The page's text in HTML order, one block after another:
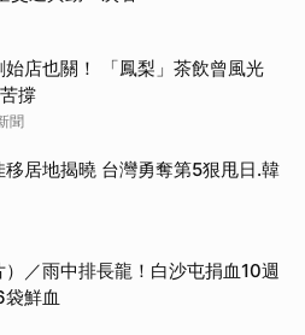
始店也關！ 「鳳梨」茶飲曾風光
撐
聞
移居地揭曉 台灣勇奪第5狠甩日.韓
）／雨中排長龍！白沙屯捐血10週
鮮血